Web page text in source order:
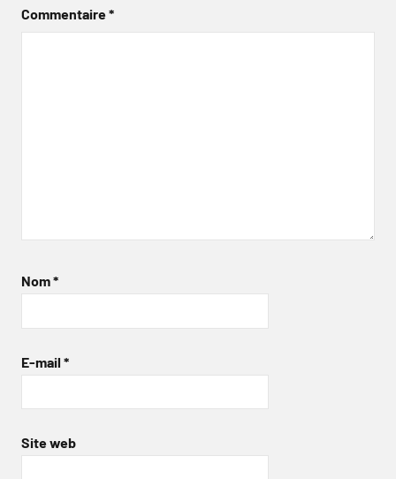
Commentaire*
Nom*
E-mail *
Site web